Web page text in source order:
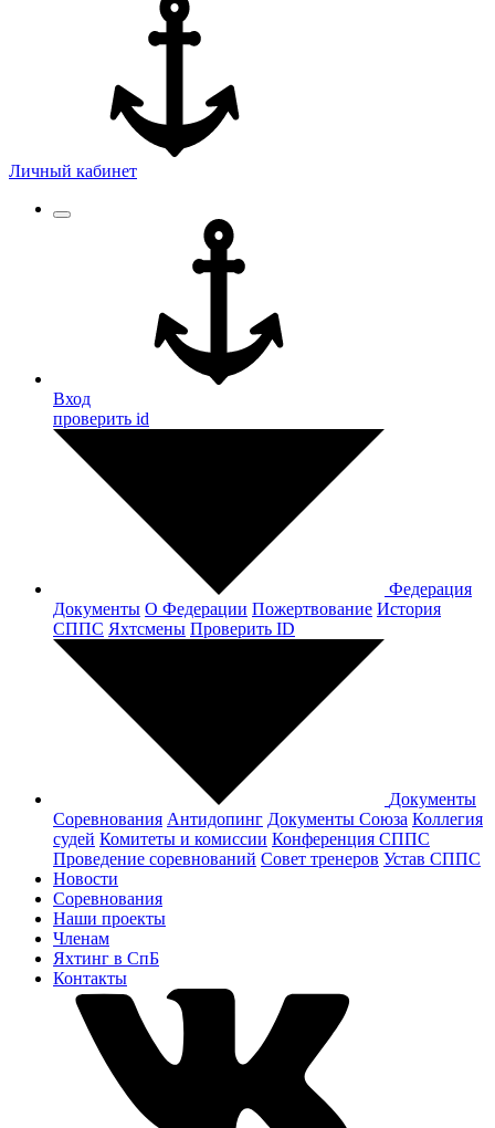
Личный кабинет
Вход
проверить id
Федерация
Документы О Федерации Пожертвование История
СППС Яхтсмены Проверить ID
Документы
Соревнования Антидопинг Документы Cоюза Коллегия
судей Комитеты и комиссии Конференция СППС
Проведение соревнований Совет тренеров Устав СППС
Новости
Соревнования
Наши проекты
Членам
Яхтинг в СпБ
Контакты